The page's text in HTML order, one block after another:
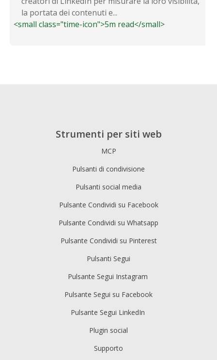
la portata dei contenuti e...
<small class="time-icon">5m read</small>
Strumenti per siti web
MCP
Pulsanti di condivisione
Pulsanti social media
Pulsante Condividi su Facebook
Pulsante Condividi su Whatsapp
Pulsante Condividi su Pinterest
Pulsanti Segui
Pulsante Segui Instagram
Pulsante Segui su Facebook
Pulsante Segui LinkedIn
Plugin social
Supporto